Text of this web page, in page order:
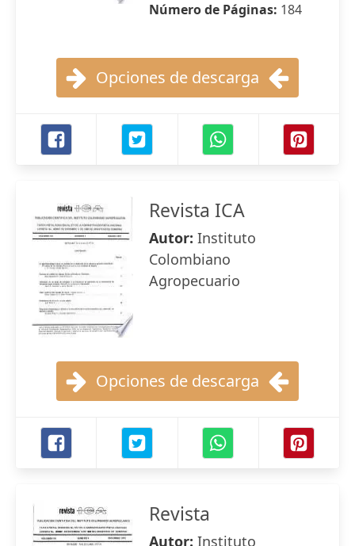
Número de Páginas: 184
Opciones de descarga
Revista ICA
Autor: Instituto
Colombiano
Agropecuario
Opciones de descarga
Revista
Autor: Instituto